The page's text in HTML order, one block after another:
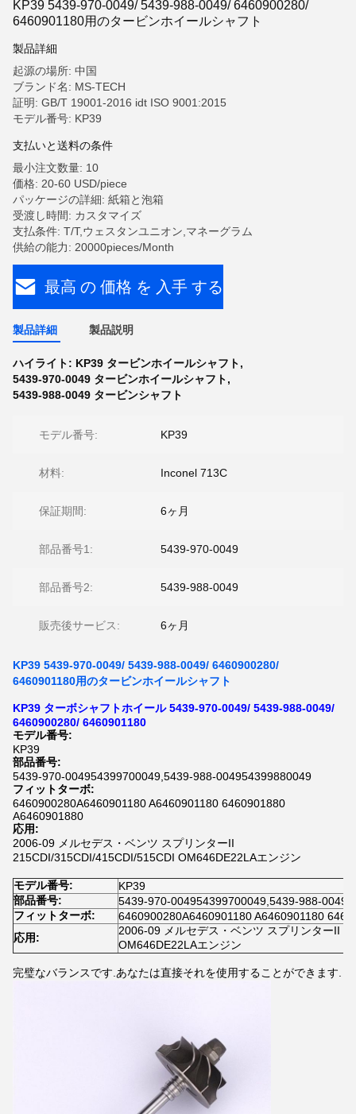
KP39 5439-970-0049/ 5439-988-0049/ 6460900280/
6460901180用のタービンホイールシャフト
製品詳細
起源の場所: 中国
ブランド名: MS-TECH
証明: GB/T 19001-2016 idt ISO 9001:2015
モデル番号: KP39
支払いと送料の条件
最小注文数量: 10
価格: 20-60 USD/piece
パッケージの詳細: 紙箱と泡箱
受渡し時間: カスタマイズ
支払条件: T/T,ウェスタンユニオン,マネーグラム
供給の能力: 20000pieces/Month
最高 の 価格 を 入手 する
製品詳細 製品説明
ハイライト: KP39 タービンホイールシャフト,
5439-970-0049 タービンホイールシャフト,
5439-988-0049 タービンシャフト
モデル番号: KP39
材料: Inconel 713C
保証期間: 6ヶ月
部品番号1: 5439-970-0049
部品番号2: 5439-988-0049
販売後サービス: 6ヶ月
KP39 5439-970-0049/ 5439-988-0049/ 6460900280/
6460901180用のタービンホイールシャフト
KP39 ターボシャフトホイール 5439-970-0049/ 5439-988-0049/
6460900280/ 6460901180
モデル番号:
KP39
部品番号:
5439-970-004954399700049,5439-988-004954399880049
フィットターボ:
6460900280A6460901180 A6460901180 6460901880
A6460901880
応用:
2006-09 メルセデス・ベンツ スプリンターII
215CDI/315CDI/415CDI/515CDI OM646DE22LAエンジン
モデル番号:
KP39
部品番号:
5439-970-004954399700049,5439-988-
フィットターボ:
6460900280A6460901180 A6460901180
応用:
2006-09 メルセデス・ベンツ スプリンターII
OM646DE22LAエンジン
完璧なバランスです.あなたは直接それを使用することができます.